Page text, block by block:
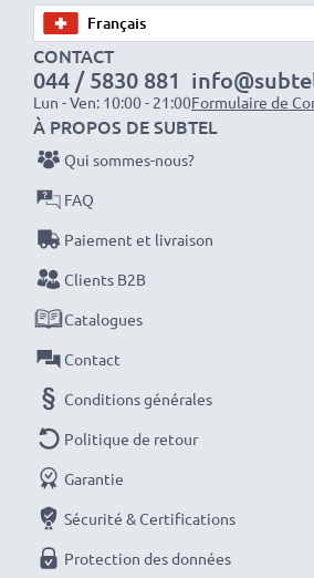
grâce au recyclage.
Veuillez noter: >> Une batterie de
lithium-ion avec une capacité plus
ou plus) dépassera légèrement en
mais conviendra tout de même à
cependant bien compatible avec
Optez pour CELLONIC et ne faites
sur la qualité. Passez votre
!
CONTACT
044 / 5830 881
Lun - Ven: 10:00 - 21:00Formulaire de
À PROPOS DE SUBTEL
Qui sommes-nous?
FAQ
Paiement et livraison
Clients B2B
Catalogues
Contact
Conditions générales
Politique de retour
Garantie
Sécurité & Certifications
Protection des données